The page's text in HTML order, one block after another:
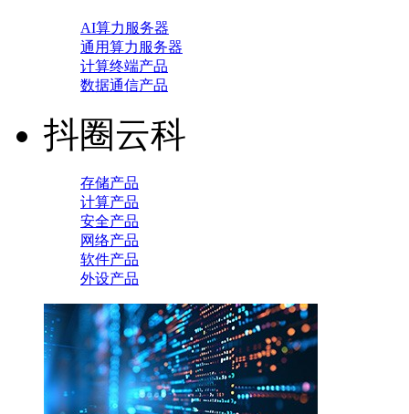
AI算力服务器
通用算力服务器
计算终端产品
数据通信产品
抖圈云科
存储产品
计算产品
安全产品
网络产品
软件产品
外设产品